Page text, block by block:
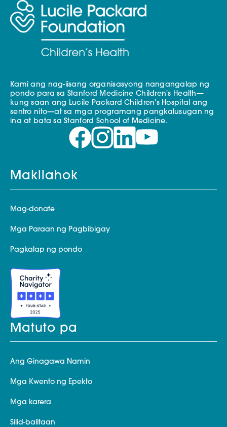
Kami ang nag-iisang organisasyong nangangalap ng
pondo para sa Stanford Medicine Children's Health—
kung saan ang Lucile Packard Children's Hospital ang
sentro nito—at sa mga programang pangkalusugan ng
ina at bata sa Stanford School of Medicine.
Makilahok
Mag-donate
Mga Paraan ng Pagbibigay
Pagkalap ng pondo
Matuto pa
Ang Ginagawa Namin
Mga Kwento ng Epekto
Mga karera
Silid-balitaan